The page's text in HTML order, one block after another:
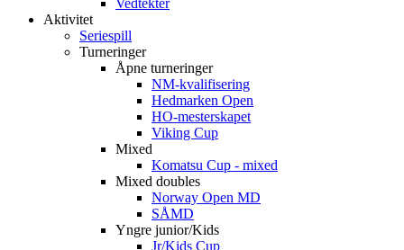
Vedtekter
Aktivitet
Seriespill
Turneringer
Åpne turneringer
NM-kvalifisering
Hedmarken Open
HO-mesterskapet
Viking Cup
Mixed
Komatsu Cup - mixed
Mixed doubles
Norway Open MD
SÅMD
Yngre junior/Kids
Jr/Kids Cup